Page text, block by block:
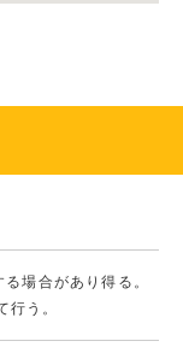
場合があり得る。
行う。